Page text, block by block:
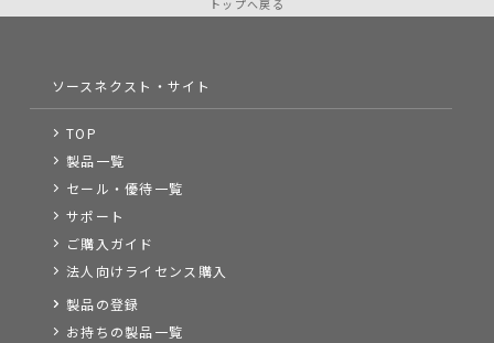
トップへ戻る
ソースネクスト・サイト
TOP
製品一覧
セール・優待一覧
サポート
ご購入ガイド
法人向けライセンス購入
製品の登録
お持ちの製品一覧